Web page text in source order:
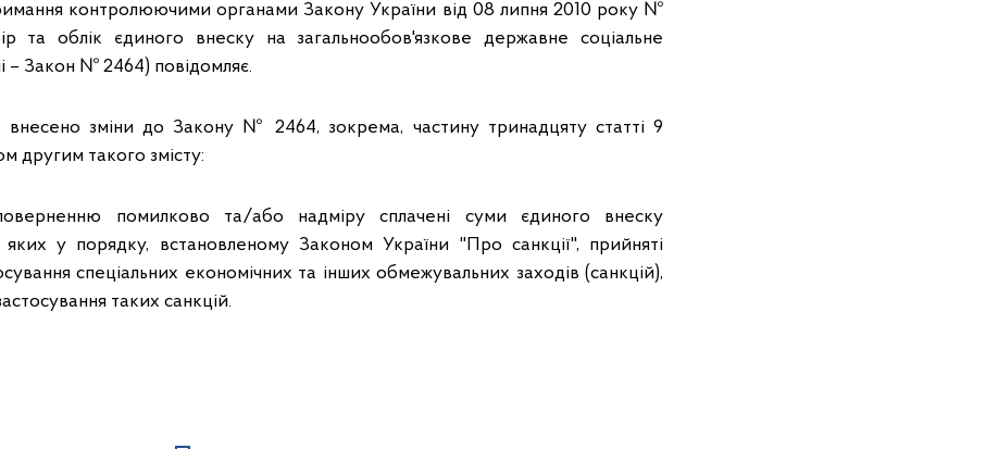
контролюючими органами Закону України від 08 липня 2010 року №
та облік єдиного внеску на загальнообов'язкове державне соціальне
– Закон № 2464) повідомляє.
змiни до Закону № 2464, зокрема, частину тринадцяту статті 9
другим такого змісту:
помилково та/або надміру сплачені суми єдиного внеску
у порядку, встановленому Законом України "Про санкції", прийняті
спеціальних економічних та інших обмежувальних заходів (санкцій),
таких санкцій.